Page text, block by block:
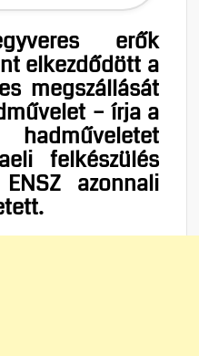
erők
elkezdődött a
megszállását
– írja a
felkészülés
azonnali